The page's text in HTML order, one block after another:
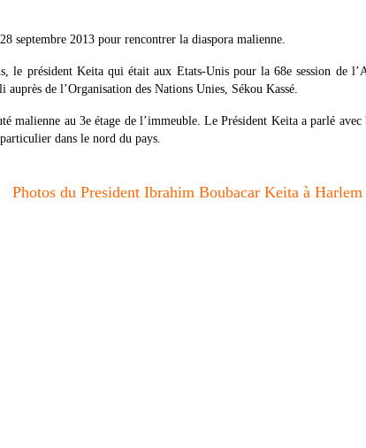
septembre 2013 pour rencontrer la diaspora malienne.
le président Keita qui était aux Etats-Unis pour la 68e session de
de l’Organisation des Nations Unies, Sékou Kassé.
au 3e étage de l’immeuble. Le Président Keita a parlé
dans le nord du pays.
Photos du President Ibrahim Boubacar Keita à Harlem